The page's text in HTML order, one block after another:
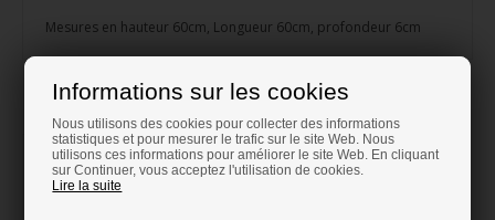
Informations sur les cookies
Nous utilisons des cookies pour collecter des informations
statistiques et pour mesurer le trafic sur le site Web. Nous
utilisons ces informations pour améliorer le site Web. En cliquant
sur Continuer, vous acceptez l'utilisation de cookies.
Lire la suite
Mesures en hauteur 60cm, Longueur 60cm, profondeur 6cm
Produits similaires